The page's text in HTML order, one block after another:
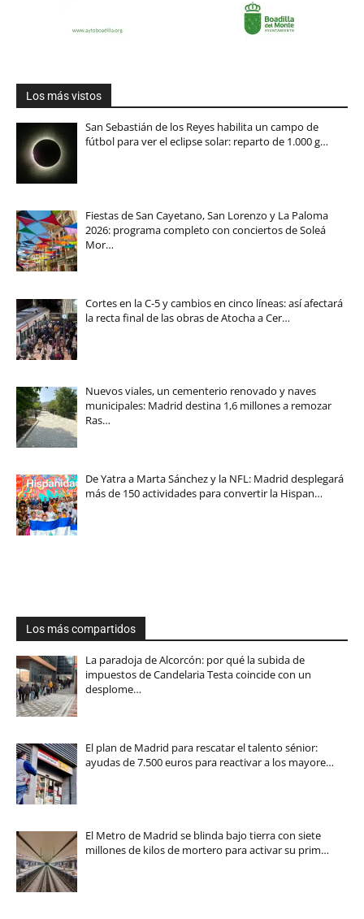
Los más vistos
San Sebastián de los Reyes habilita un campo de
fútbol para ver el eclipse solar: reparto de 1.000 g…
Fiestas de San Cayetano, San Lorenzo y La Paloma
2026: programa completo con conciertos de Soleá
Mor…
Cortes en la C-5 y cambios en cinco líneas: así afectará
la recta final de las obras de Atocha a Cer…
Nuevos viales, un cementerio renovado y naves
municipales: Madrid destina 1,6 millones a remozar
Ras…
De Yatra a Marta Sánchez y la NFL: Madrid desplegará
más de 150 actividades para convertir la Hispan…
Los más compartidos
La paradoja de Alcorcón: por qué la subida de
impuestos de Candelaria Testa coincide con un
desplome…
El plan de Madrid para rescatar el talento sénior:
ayudas de 7.500 euros para reactivar a los mayore…
El Metro de Madrid se blinda bajo tierra con siete
millones de kilos de mortero para activar su prim…